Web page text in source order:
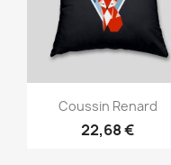
Aperçu rapide
Coussin Renard
22,68 €